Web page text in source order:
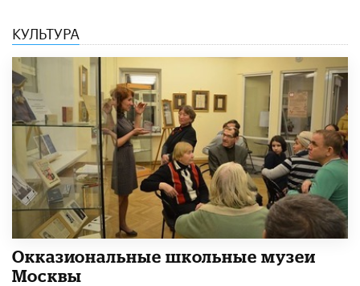
КУЛЬТУРА
​Окказиональные школьные музеи
Москвы